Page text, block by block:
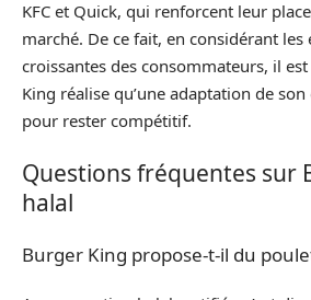
KFC et Quick, qui renforcent leur
marché. De ce fait, en considérant les
croissantes des consommateurs, il
King réalise qu’une adaptation de
pour rester compétitif.
Questions fréquentes sur
halal
Burger King propose-t-il du